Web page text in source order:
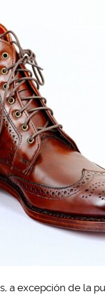
a excepción de la